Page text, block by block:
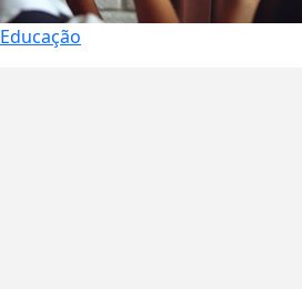
Educação